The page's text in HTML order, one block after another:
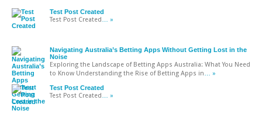
Test Post Created
Test Post Created … »
Navigating Australia’s Betting Apps Without Getting Lost in the
Noise
Exploring the Landscape of Betting Apps Australia: What You Need
to Know Understanding the Rise of Betting Apps in … »
Test Post Created
Test Post Created … »